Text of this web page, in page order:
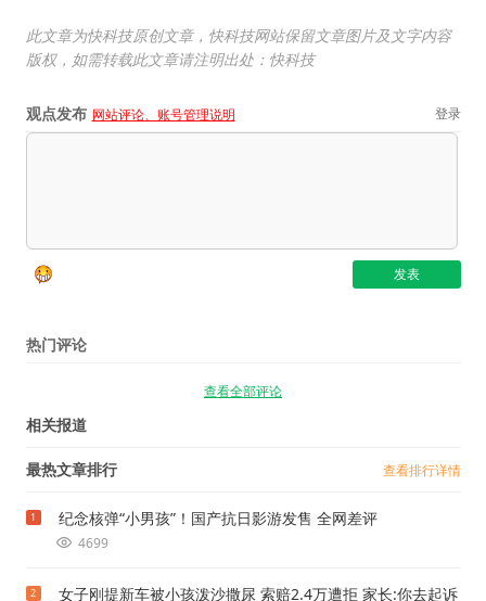
此文章为快科技原创文章，快科技网站保留文章图片及文字内容
版权，如需转载此文章请注明出处：快科技
观点发布 网站评论、账号管理说明 登录
热门评论
查看全部评论
相关报道
最热文章排行 查看排行详情
1 纪念核弹“小男孩”！国产抗日影游发售 全网差评
4699
2 女子刚提新车被小孩泼沙撒尿 索赔2.4万遭拒 家长:你去起诉